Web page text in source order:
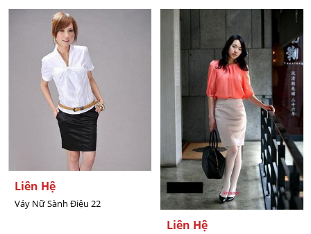
Liên Hệ
Váy Nữ Sành Điệu 22
Liên Hệ